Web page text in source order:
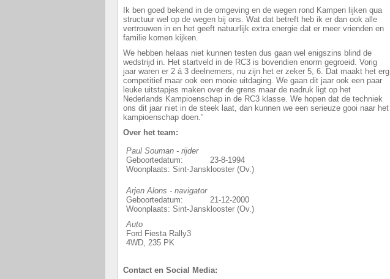
Ik ben goed bekend in de omgeving en de wegen rond Kampen lijken qua
structuur wel op de wegen bij ons. Wat dat betreft heb ik er dan ook alle
vertrouwen in en het geeft natuurlijk extra energie dat er meer vrienden en
familie komen kijken.
We hebben helaas niet kunnen testen dus gaan wel enigszins blind de
wedstrijd in. Het startveld in de RC3 is bovendien enorm gegroeid. Vorig
jaar waren er 2 á 3 deelnemers, nu zijn het er zeker 5, 6. Dat maakt het erg
competitief maar ook een mooie uitdaging. We gaan dit jaar ook een paar
leuke uitstapjes maken over de grens maar de nadruk ligt op het
Nederlands Kampioenschap in de RC3 klasse. We hopen dat de techniek
ons dit jaar niet in de steek laat, dan kunnen we een serieuze gooi naar het
kampioenschap doen.”
Over het team:
Paul Souman - rijder
Geboortedatum: 23-8-1994
Woonplaats: Sint-Jansklooster (Ov.)
Arjen Alons - navigator
Geboortedatum: 21-12-2000
Woonplaats: Sint-Jansklooster (Ov.)
Auto
Ford Fiesta Rally3
4WD, 235 PK
Contact en Social Media: